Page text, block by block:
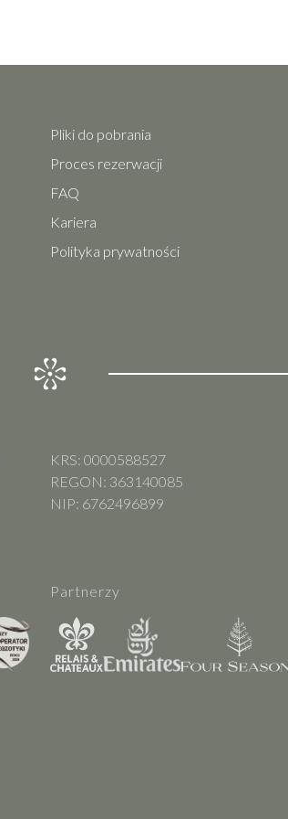
Pliki do pobrania
Proces rezerwacji
FAQ
Kariera
Polityka prywatności
KRS: 0000588527
REGON: 363140085
NIP: 6762496899
Partnerzy